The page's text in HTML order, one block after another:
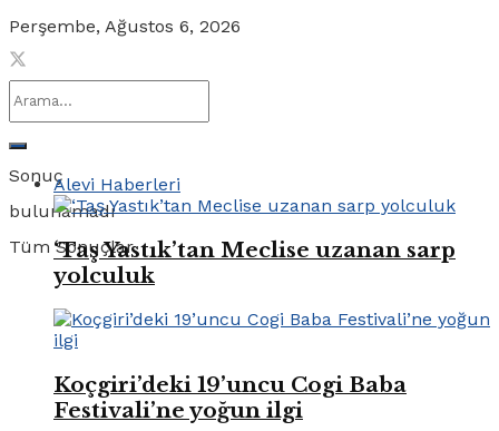
Perşembe, Ağustos 6, 2026
Sonuç
bulunamadı
Tüm Sonuçlar
Alevi Haberleri
‘Taş Yastık’tan Meclise uzanan sarp
yolculuk
Koçgiri’deki 19’uncu Cogi Baba
Festivali’ne yoğun ilgi